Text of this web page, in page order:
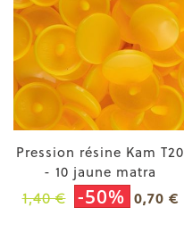
Pression résine Kam T20
- 10 jaune matra
1,40 € -50% 0,70 €